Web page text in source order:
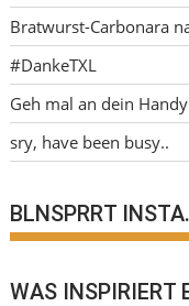
Bratwurst-Carbonara
#DankeTXL
Geh mal an dein
sry, have been busy..
BLNSPRRT
WAS INSPIRIERT